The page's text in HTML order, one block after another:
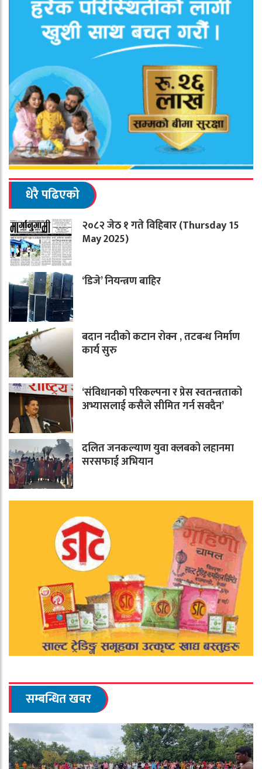
धेरै पढिएको
२०८२ जेठ १ गते विहिबार (Thursday 15
May 2025)
‘डिजे’ नियन्त्रण बाहिर
बदान नदीको कटान रोक्न , तटबन्ध निर्माण
कार्य सुरु
‘संविधानको परिकल्पना र प्रेस स्वतन्त्रताको
अभ्यासलाई कसैले सीमित गर्न सक्दैन’
दलित जनकल्याण युवा क्लबको लहानमा
सरसफाई अभियान
सम्बन्धित खवर